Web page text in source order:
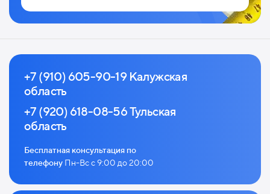
+7 (910) 605-90-19 Калужская
область
+7 (920) 618-08-56 Тульская
область
Бесплатная консультация по
телефону Пн-Вс с 9:00 до 20:00